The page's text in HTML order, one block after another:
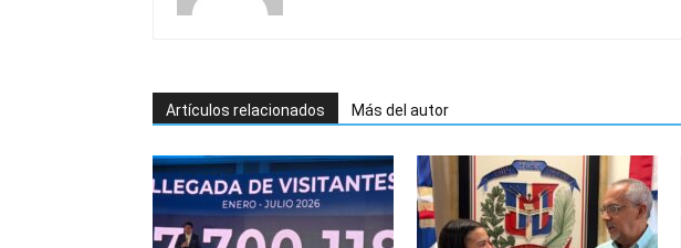
Artículos relacionados Más del autor